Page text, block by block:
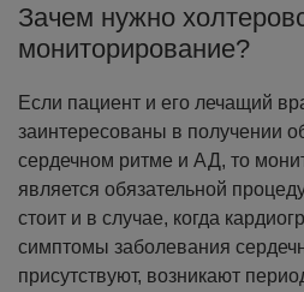
Зачем нужно
мониторирование?
Если пациент и его лечащий
заинтересованы в получении
сердечном ритме и АД, то
является обязательной
стоит и в случае, когда
симптомы заболевания
присутствуют, возникают